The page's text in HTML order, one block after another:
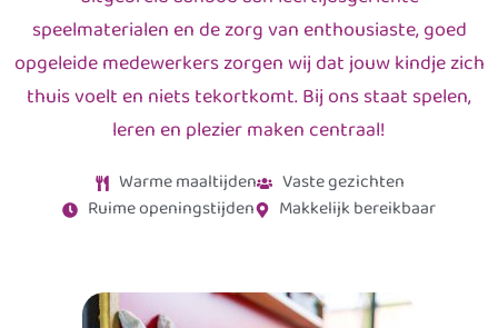
speelmaterialen en de zorg van enthousiaste, goed
opgeleide medewerkers zorgen wij dat jouw kindje zich
thuis voelt en niets tekortkomt. Bij ons staat spelen,
leren en plezier maken centraal!
Warme maaltijden
Vaste gezichten
Ruime openingstijden
Makkelijk bereikbaar